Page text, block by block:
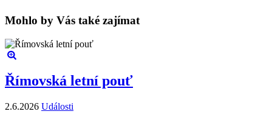
Mohlo by Vás také zajímat
Římovská letní pouť
2.6.2026 Události